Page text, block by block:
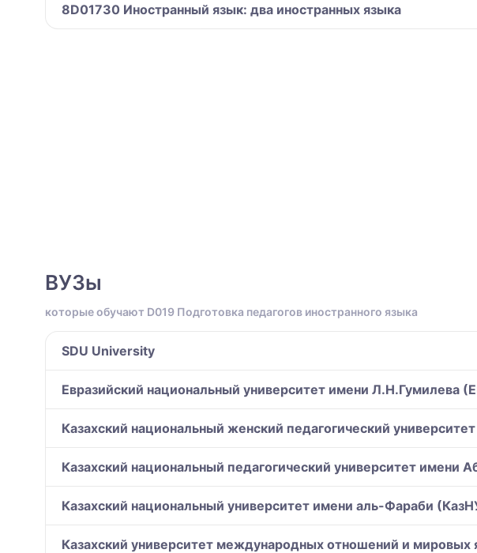
8D01730 Иностранный язык: два иностранных языка
ВУЗы
которые обучают D019 Подготовка педагогов иностранного языка
SDU University
Евразийский национальный университет имени Л.Н.Гумилева
Казахский национальный женский педагогический
Казахский национальный педагогический университет имени
Казахский национальный университет имени аль-Фараби
Казахский университет международных отношений и